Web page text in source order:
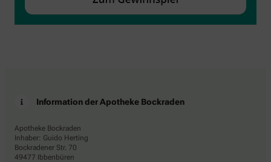
Information der Apotheke Bockraden
Apotheke Bockraden
Inhaber: Guido Herting
Bockradener Str. 70
49477 Ibbenbüren